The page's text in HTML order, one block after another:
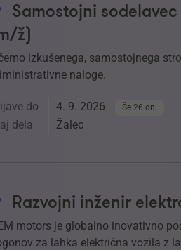
Samostojni
ž)
izkušenega, samostojnega
naloge.
do 4. 9. 2026 Še 26 dni
dela Žalec
Razvojni inženir
motors je globalno inovativno
za lahka električna vozila z